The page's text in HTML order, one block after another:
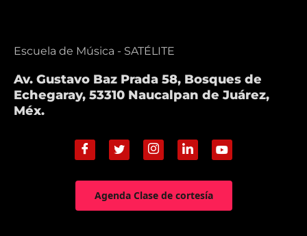
Escuela de Música - SATÉLITE
Av. Gustavo Baz Prada 58, Bosques de
Echegaray, 53310 Naucalpan de Juárez,
Méx.
Agenda Clase de cortesía